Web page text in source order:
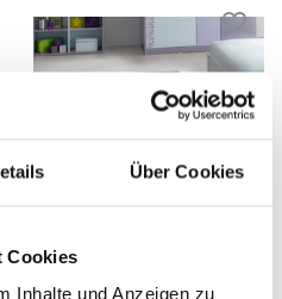
Über Cookies
Cookies
Inhalte und Anzeigen zu
Teppich -